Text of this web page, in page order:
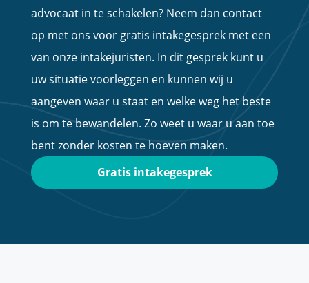
advocaat in te schakelen? Neem dan contact
op met ons voor gratis intakegesprek met een
van onze intakejuristen. In dit gesprek kunt u
uw situatie voorleggen en kunnen wij u
aangeven waar u staat en welke weg het beste
is om te bewandelen. Zo weet u waar u aan toe
bent zonder kosten te hoeven maken.
Gratis intakegesprek